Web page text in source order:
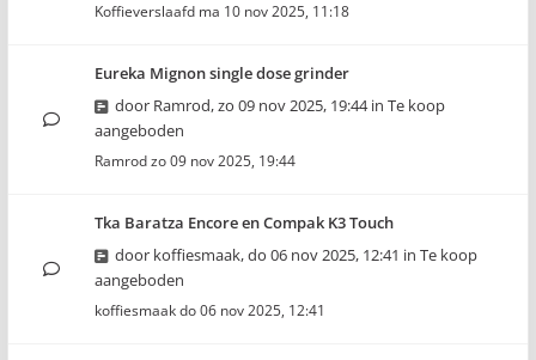
Koffieverslaafd ma 10 nov 2025, 11:18
Eureka Mignon single dose grinder
door Ramrod,zo 09 nov 2025, 19:44in Te koop
aangeboden
Ramrodzo 09 nov 2025, 19:44
Tka Baratza Encore en Compak K3 Touch
door koffiesmaak,do 06 nov 2025, 12:41 in Te koop
aangeboden
koffiesmaakdo 06 nov 2025, 12:41